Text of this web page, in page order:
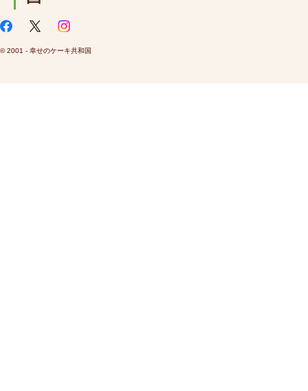
© 2001 - 幸せのケーキ共和国